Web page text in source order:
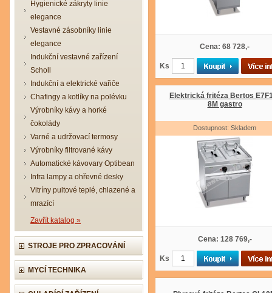
Hygienické zákryty linie
elegance
Vestavné zásobníky linie
elegance
Indukční vestavné zařízení
Scholl
Indukční a elektrické vařiče
Chafingy a kotlíky na polévku
Výrobníky kávy a horké
čokolády
Varné a udržovací termosy
Výrobníky filtrované kávy
Automatické kávovary Optibean
Infra lampy a ohřevné desky
Vitríny pultové teplé, chlazené a
mrazící
Zavřít katalog »
STROJE PRO ZPRACOVÁNÍ
MYCÍ TECHNIKA
Cena: 68 728,-
Ks
Elektrická fritéza Bertos
8M gastro
Dostupnost: Skladem
Cena: 128 769,-
Ks